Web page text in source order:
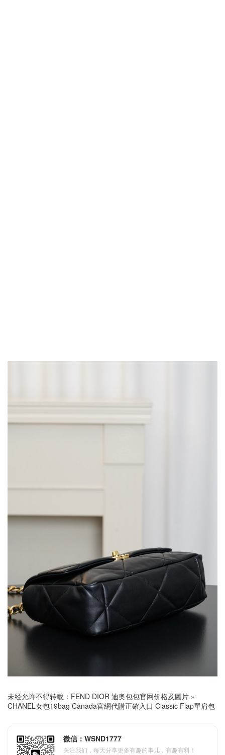
未经允许不得转载： FEND DIOR 迪奥包包官网价格及圖片 »
CHANEL女包19bag Canada官網代購正確入口 Classic Flap單肩包
微信：WSND1777
关注我们，每天分享更多有趣的事儿，有趣有料！